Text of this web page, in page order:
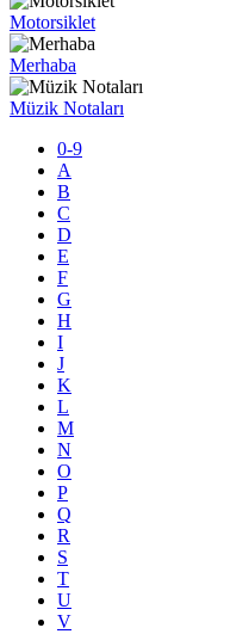
Motorsiklet
Merhaba
Müzik Notaları
0-9
A
B
C
D
E
F
G
H
I
J
K
L
M
N
O
P
Q
R
S
T
U
V